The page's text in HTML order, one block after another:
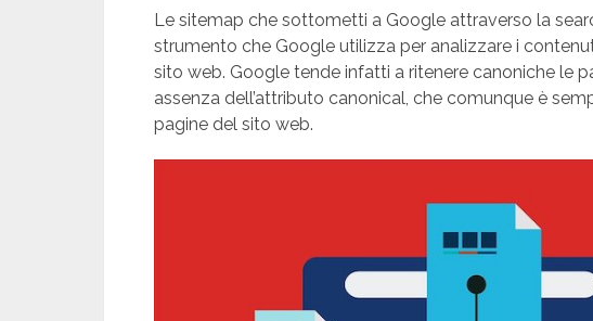
Le sitemap che sottometti a Google attraverso la
strumento che Google utilizza per analizzare i
sito web. Google tende infatti a ritenere canoniche le
assenza dell’attributo canonical, che comunque è
pagine del sito web.